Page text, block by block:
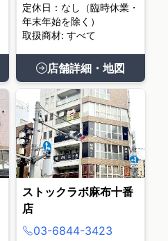
定休日：なし（臨時休業・
年末年始を除く）
取扱商材: すべて
店舗詳細・地図
ストックラボ麻布十番
店
03-6844-3423